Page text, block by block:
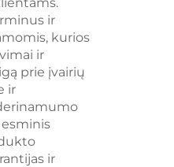
ir
kurios
ir
prie įvairių
ir
ir